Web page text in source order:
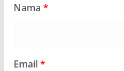
Nama *
Email*